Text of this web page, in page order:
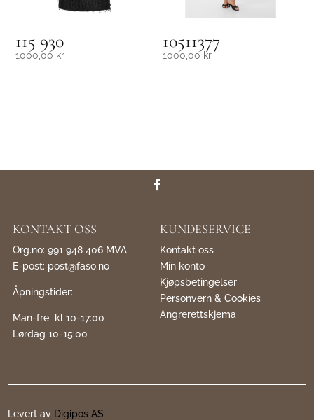
115 930
1000,00 kr
10511377
1000,00 kr
KONTAKT OSS
Org.no: 991 948 406 MVA
E-post: post@faso.no
Åpningstider:
Man-fre kl 10-17:00
Lørdag 10-15:00
KUNDESERVICE
Kontakt oss
Min konto
Kjøpsbetingelser
Personvern & Cookies
Angrerettskjema
Levert av Digipos AS